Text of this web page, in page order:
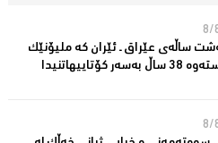
8/
ساڵەی عێراق ـ ئێران کە ملیۆنێک
قوربانى خستەوە 38 ساڵ بەسەر كۆتاییهاتنیدا
8/